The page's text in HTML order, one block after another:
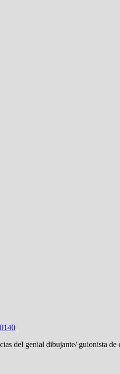
0
del genial dibujante/ guionista